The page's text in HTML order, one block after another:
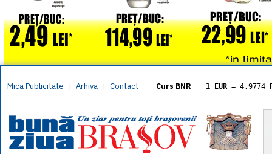
Mica Publicitate | Arhiva | Contact Curs BNR 1 EUR = 4.9774
= 5.8304
1 XAU= 464.4611
1 AED= 1.1933
1 AUD= 2.7957
1 BGN= 2.5449